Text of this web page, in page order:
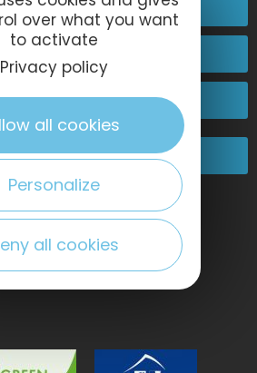
02 32 74 04 04
Contactez-nous
nous voir !
engagements
over what you want
to activate
Privacy policy
all cookies
Personalize
all cookies